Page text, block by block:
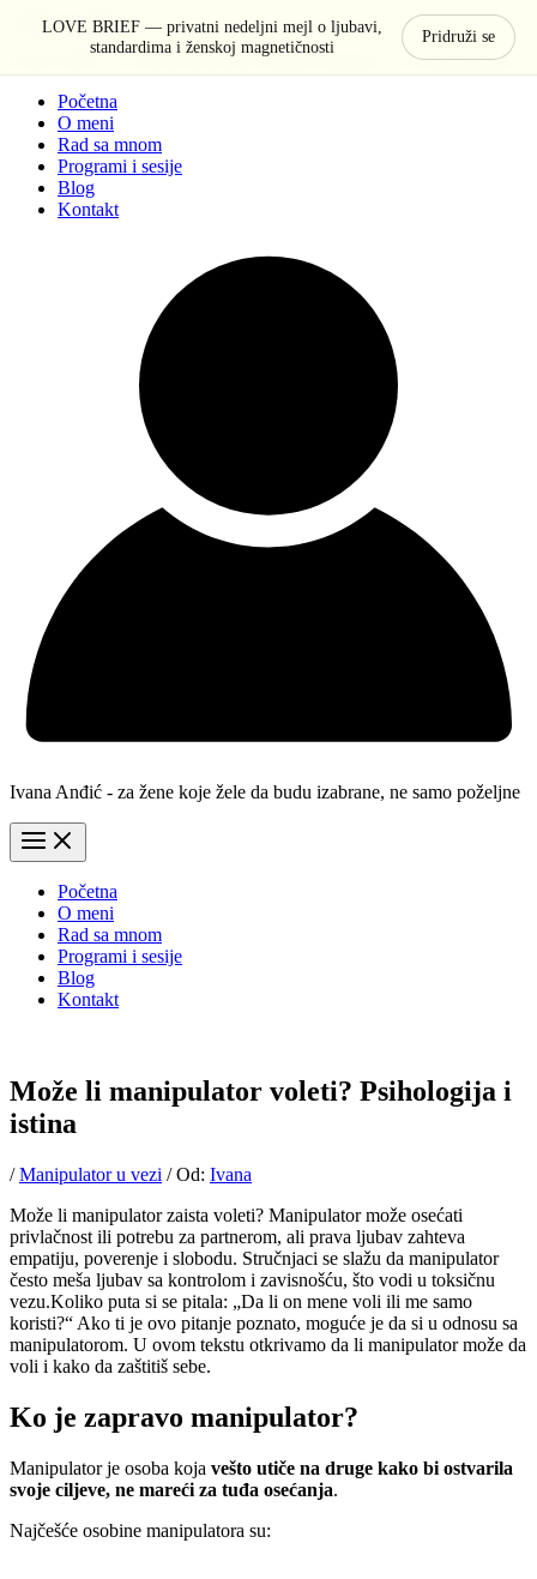
LOVE BRIEF — privatni nedeljni mejl o ljubavi,
standardima i ženskoj magnetičnosti
Pridruži se
Pređi na sadržaj
Ivana Anđić - za žene koje žele da budu izabrane, ne samo poželjne
Početna
O meni
Rad sa mnom
Programi i sesije
Blog
Kontakt
Ivana Anđić - za žene koje žele da budu izabrane, ne samo poželjne
Početna
O meni
Rad sa mnom
Programi i sesije
Blog
Kontakt
Može li manipulator voleti? Psihologija i
istina
/Manipulator u vezi / Od: Ivana
Može li manipulator zaista voleti? Manipulator može osećati
privlačnost ili potrebu za partnerom, ali prava ljubav zahteva
empatiju, poverenje i slobodu. Stručnjaci se slažu da manipulator
često meša ljubav sa kontrolom i zavisnošću, što vodi u toksičnu
vezu.Koliko puta si se pitala: „Da li on mene voli ili me samo
koristi?“ Ako ti je ovo pitanje poznato, moguće je da si u odnosu sa
manipulatorom. U ovom tekstu otkrivamo da li manipulator može da
voli i kako da zaštitiš sebe.
Ko je zapravo manipulator?
Manipulator je osoba koja vešto utiče na druge kako bi ostvarila
svoje ciljeve, ne mareći za tuđa osećanja.
Najčešće osobine manipulatora su: